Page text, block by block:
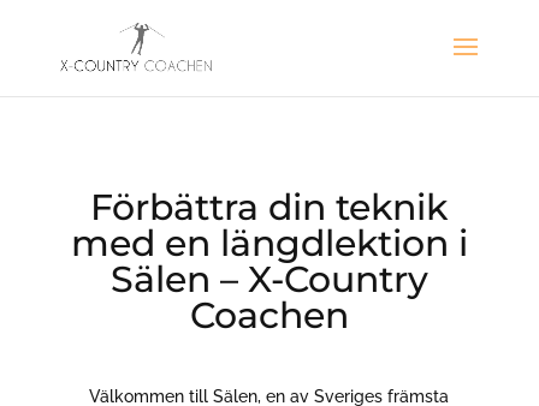
Förbättra din teknik
med en längdlektion i
Sälen – X-Country
Coachen
Välkommen till Sälen, en av Sveriges främsta